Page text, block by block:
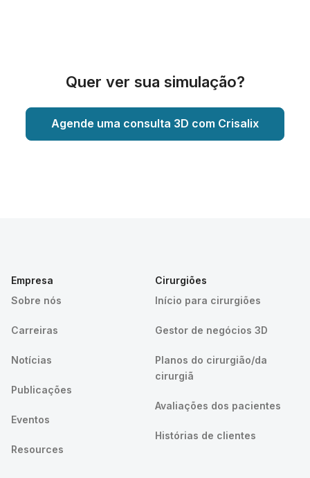
Quer ver sua simulação?
Agende uma consulta 3D com Crisalix
Empresa
Sobre nós
Carreiras
Notícias
Publicações
Eventos
Resources
Cirurgiões
Início para cirurgiões
Gestor de negócios 3D
Planos do cirurgião/da
cirurgiã
Avaliações dos pacientes
Histórias de clientes